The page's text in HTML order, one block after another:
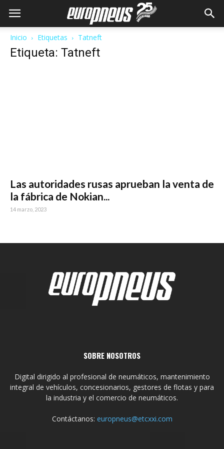
Inicio Etiquetas Tatneft
Etiqueta: Tatneft
Las autoridades rusas aprueban la venta de
la fábrica de Nokian...
14 marzo, 2023
SOBRE NOSOTROS
Digital dirigido al profesional de neumáticos, mantenimiento
integral de vehículos, concesionarios, gestores de flotas y para
la industria y el comercio de neumáticos.
Contáctanos: europneus@etcxxi.com